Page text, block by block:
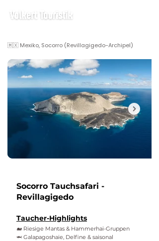
🇲🇽 Mexiko, Socorro (Revillagigedo-Archipel)
Socorro Tauchsafari -
Revillagigedo
Taucher-Highlights
🐋 Riesige Mantas & Hammerhai-Gruppen
🦈 Galapagoshaie, Delfine & saisonal